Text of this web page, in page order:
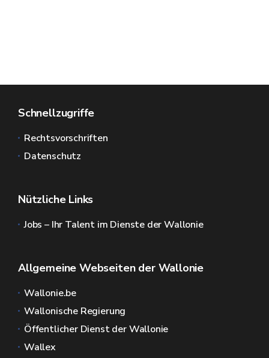
Schnellzugriffe
Rechtsvorschriften
Datenschutz
Nützliche Links
Jobs – Ihr Talent im Dienste der Wallonie
Allgemeine Webseiten der Wallonie
Wallonie.be
Wallonische Regierung
Öffentlicher Dienst der Wallonie
Wallex